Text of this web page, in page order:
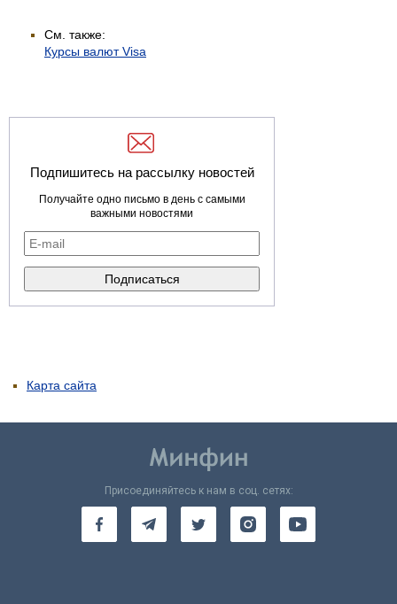
См. также:
Курсы валют Visa
Подпишитесь на рассылку новостей
Получайте одно письмо в день с самыми
важными новостями
Карта сайта
Присоединяйтесь к нам в соц. сетях: